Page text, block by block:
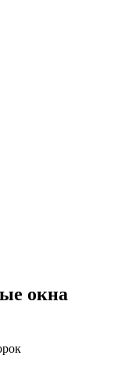
окна